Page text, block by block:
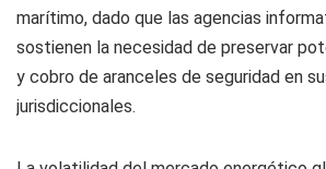
marítimo, dado que las agencias
sostienen la necesidad de preservar
y cobro de aranceles de seguridad en
jurisdiccionales.